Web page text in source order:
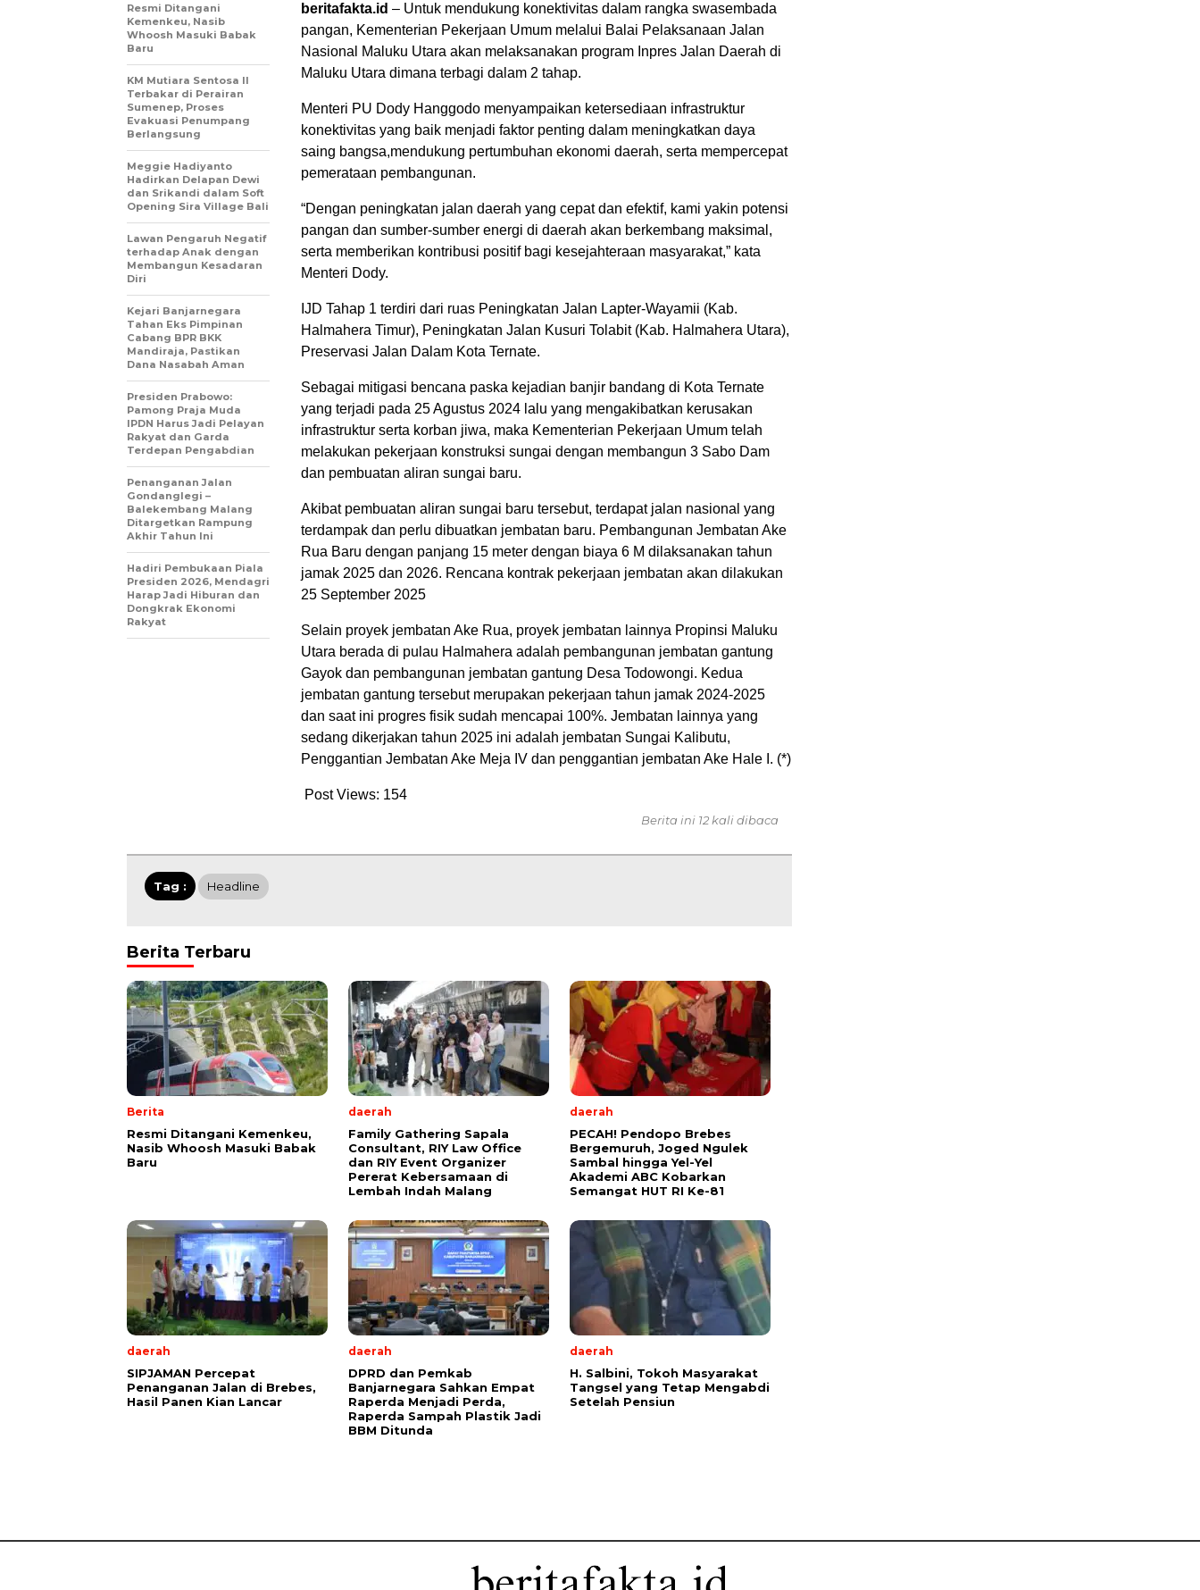
beritafakta.id – Untuk mendukung konektivitas dalam rangka swasembada
pangan, Kementerian Pekerjaan Umum melalui Balai Pelaksanaan Jalan
Nasional Maluku Utara akan melaksanakan program Inpres Jalan Daerah di
Maluku Utara dimana terbagi dalam 2 tahap.
Menteri PU Dody Hanggodo menyampaikan ketersediaan infrastruktur
konektivitas yang baik menjadi faktor penting dalam meningkatkan daya
saing bangsa,mendukung pertumbuhan ekonomi daerah, serta mempercepat
pemerataan pembangunan.
“Dengan peningkatan jalan daerah yang cepat dan efektif, kami yakin potensi
pangan dan sumber-sumber energi di daerah akan berkembang maksimal,
serta memberikan kontribusi positif bagi kesejahteraan masyarakat,” kata
Menteri Dody.
IJD Tahap 1 terdiri dari ruas Peningkatan Jalan Lapter-Wayamii (Kab.
Halmahera Timur), Peningkatan Jalan Kusuri Tolabit (Kab. Halmahera Utara),
Preservasi Jalan Dalam Kota Ternate.
Sebagai mitigasi bencana paska kejadian banjir bandang di Kota Ternate
yang terjadi pada 25 Agustus 2024 lalu yang mengakibatkan kerusakan
infrastruktur serta korban jiwa, maka Kementerian Pekerjaan Umum telah
melakukan pekerjaan konstruksi sungai dengan membangun 3 Sabo Dam
dan pembuatan aliran sungai baru.
Akibat pembuatan aliran sungai baru tersebut, terdapat jalan nasional yang
terdampak dan perlu dibuatkan jembatan baru. Pembangunan Jembatan Ake
Rua Baru dengan panjang 15 meter dengan biaya 6 M dilaksanakan tahun
jamak 2025 dan 2026. Rencana kontrak pekerjaan jembatan akan dilakukan
25 September 2025
Selain proyek jembatan Ake Rua, proyek jembatan lainnya Propinsi Maluku
Utara berada di pulau Halmahera adalah pembangunan jembatan gantung
Gayok dan pembangunan jembatan gantung Desa Todowongi. Kedua
jembatan gantung tersebut merupakan pekerjaan tahun jamak 2024-2025
dan saat ini progres fisik sudah mencapai 100%. Jembatan lainnya yang
sedang dikerjakan tahun 2025 ini adalah jembatan Sungai Kalibutu,
Penggantian Jembatan Ake Meja IV dan penggantian jembatan Ake Hale I. (*)
Post Views: 154
Resmi Ditangani
Kemenkeu, Nasib
Whoosh Masuki Babak
Baru
KM Mutiara Sentosa II
Terbakar di Perairan
Sumenep, Proses
Evakuasi Penumpang
Berlangsung
Meggie Hadiyanto
Hadirkan Delapan Dewi
dan Srikandi dalam Soft
Opening Sira Village Bali
Lawan Pengaruh Negatif
terhadap Anak dengan
Membangun Kesadaran
Diri
Kejari Banjarnegara
Tahan Eks Pimpinan
Cabang BPR BKK
Mandiraja, Pastikan
Dana Nasabah Aman
Presiden Prabowo:
Pamong Praja Muda
IPDN Harus Jadi Pelayan
Rakyat dan Garda
Terdepan Pengabdian
Penanganan Jalan
Gondanglegi –
Balekembang Malang
Ditargetkan Rampung
Akhir Tahun Ini
Hadiri Pembukaan Piala
Presiden 2026, Mendagri
Harap Jadi Hiburan dan
Dongkrak Ekonomi
Rakyat
Berita ini 12 kali dibaca
Tag : Headline
Berita Terbaru
Berita
Resmi Ditangani Kemenkeu,
Nasib Whoosh Masuki Babak
Baru
daerah
Family Gathering Sapala
Consultant, RIY Law Office
dan RIY Event Organizer
Pererat Kebersamaan di
Lembah Indah Malang
daerah
PECAH! Pendopo Brebes
Bergemuruh, Joged Ngulek
Sambal hingga Yel-Yel
Akademi ABC Kobarkan
Semangat HUT RI Ke-81
daerah
SIPJAMAN Percepat
Penanganan Jalan di Brebes,
Hasil Panen Kian Lancar
daerah
DPRD dan Pemkab
Banjarnegara Sahkan Empat
Raperda Menjadi Perda,
Raperda Sampah Plastik Jadi
BBM Ditunda
daerah
H. Salbini, Tokoh Masyarakat
Tangsel yang Tetap Mengabdi
Setelah Pensiun